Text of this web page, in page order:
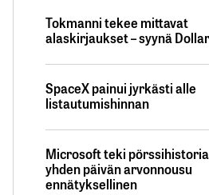
Tokmanni tekee mittavat
alaskirjaukset – syynä
SpaceX painui jyrkästi alle
listautumishinnan
Microsoft teki
yhden päivän arvonnousu
ennätyksellinen